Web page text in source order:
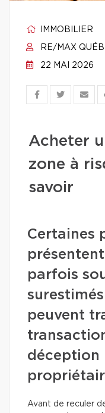
IMMOBILIER
RE/MAX
22 MAI 2026
Acheter
zone à
savoir
Certaines
parfois
peuvent
déception
Avant de reculer